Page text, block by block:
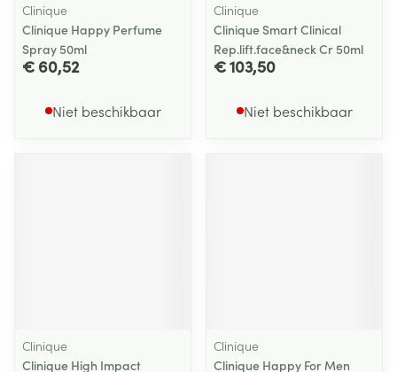
Clinique
Clinique Happy Perfume
Spray 50ml
€ 60,52
Niet beschikbaar
Clinique
Clinique Smart Clinical
Rep.lift.face&neck Cr 50ml
€ 103,50
Niet beschikbaar
Clinique
Clinique High Impact
Clinique
Clinique Happy For Men